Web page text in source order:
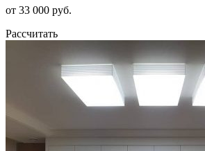
от 33 000 руб.
Рассчитать